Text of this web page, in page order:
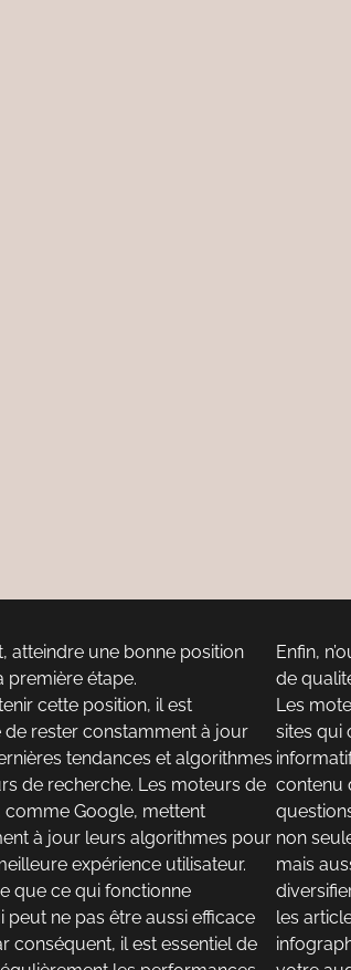
atteindre une bonne position
première étape.
cette position, il est
de rester constamment à jour
tendances et algorithmes
de recherche. Les moteurs de
comme Google, mettent
à jour leurs algorithmes pour
expérience utilisateur.
que ce qui fonctionne
peut ne pas être aussi efficace
conséquent, il est essentiel de
Enfin,
de
Les
sites qui
contenu
non
mais
les